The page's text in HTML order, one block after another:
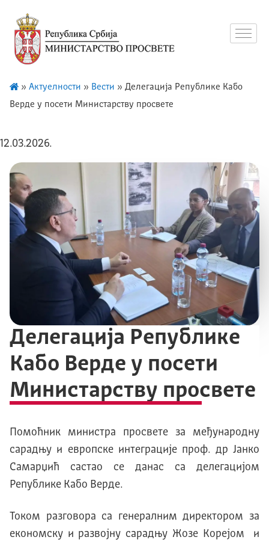
» Актуелности » Вести » Делегација Републике Кабо
Верде у посети Министарству просвете
12.03.2026.
Делегација Републике
Кабо Верде у посети
Министарству просвете
Помоћник министра просвете за међународну
сарадњу и европске интеграције проф. др Јанко
Самарџић састао се данас са делегацијом
Републике Кабо Верде.
Током разговора са генералним директором за
економску и развојну сарадњу Жозе Kорејом и